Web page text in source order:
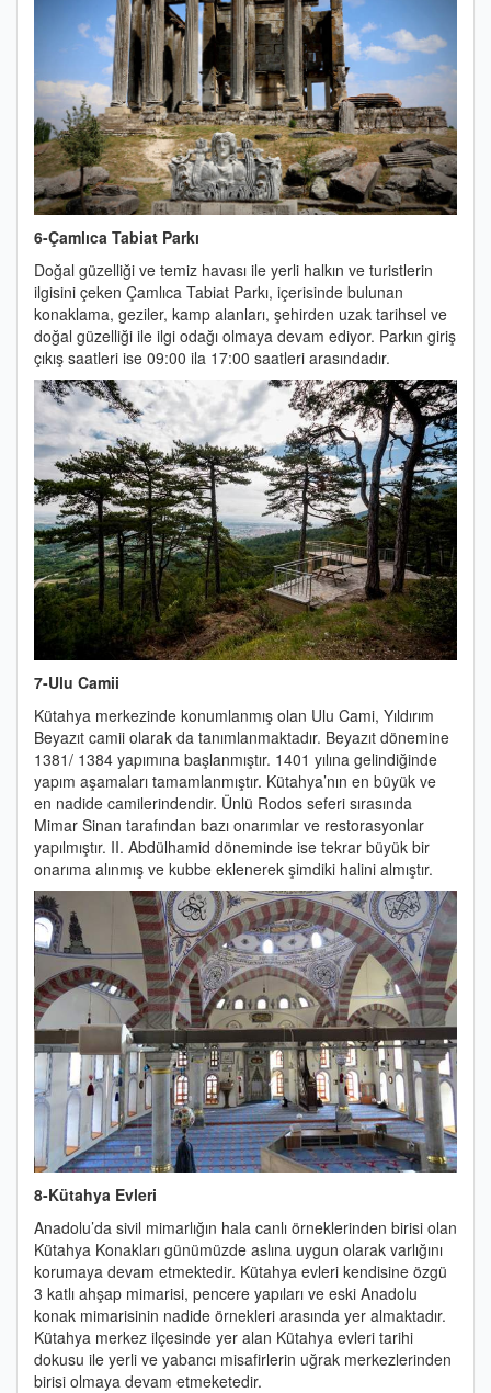
6-Çamlıca Tabiat Parkı
Doğal güzelliği ve temiz havası ile yerli halkın ve turistlerin
ilgisini çeken Çamlıca Tabiat Parkı, içerisinde bulunan
konaklama, geziler, kamp alanları, şehirden uzak tarihsel ve
doğal güzelliği ile ilgi odağı olmaya devam ediyor. Parkın giriş
çıkış saatleri ise 09:00 ila 17:00 saatleri arasındadır.
7-Ulu Camii
Kütahya merkezinde konumlanmış olan Ulu Cami, Yıldırım
Beyazıt camii olarak da tanımlanmaktadır. Beyazıt dönemine
1381/ 1384 yapımına başlanmıştır. 1401 yılına gelindiğinde
yapım aşamaları tamamlanmıştır. Kütahya’nın en büyük ve
en nadide camilerindendir. Ünlü Rodos seferi sırasında
Mimar Sinan tarafından bazı onarımlar ve restorasyonlar
yapılmıştır. II. Abdülhamid döneminde ise tekrar büyük bir
onarıma alınmış ve kubbe eklenerek şimdiki halini almıştır.
8-Kütahya Evleri
Anadolu’da sivil mimarlığın hala canlı örneklerinden birisi olan
Kütahya Konakları günümüzde aslına uygun olarak varlığını
korumaya devam etmektedir. Kütahya evleri kendisine özgü
3 katlı ahşap mimarisi, pencere yapıları ve eski Anadolu
konak mimarisinin nadide örnekleri arasında yer almaktadır.
Kütahya merkez ilçesinde yer alan Kütahya evleri tarihi
dokusu ile yerli ve yabancı misafirlerin uğrak merkezlerinden
birisi olmaya devam etmeketedir.